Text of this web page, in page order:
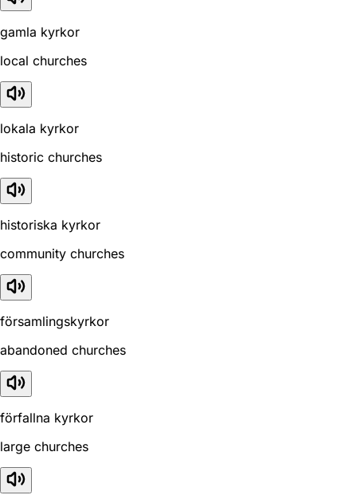
gamla kyrkor
local churches
lokala kyrkor
historic churches
historiska kyrkor
community churches
församlingskyrkor
abandoned churches
förfallna kyrkor
large churches